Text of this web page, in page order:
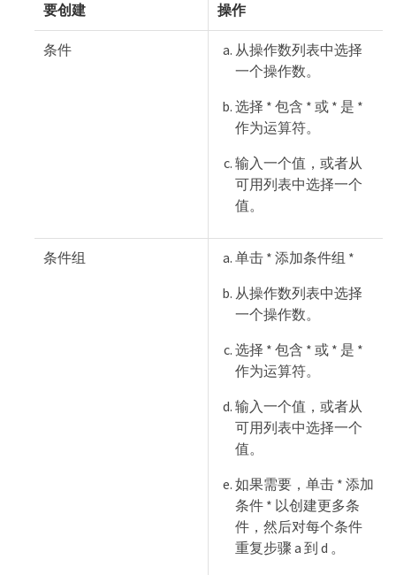
要创建 操作
条件
从操作数列表中选择
一个操作数。
选择 * 包含 * 或 * 是 *
作为运算符。
输入一个值，或者从
可用列表中选择一个
值。
条件组
单击 * 添加条件组 *
从操作数列表中选择
一个操作数。
选择 * 包含 * 或 * 是 *
作为运算符。
输入一个值，或者从
可用列表中选择一个
值。
如果需要，单击 * 添加
条件 * 以创建更多条
件，然后对每个条件
重复步骤 a 到 d 。